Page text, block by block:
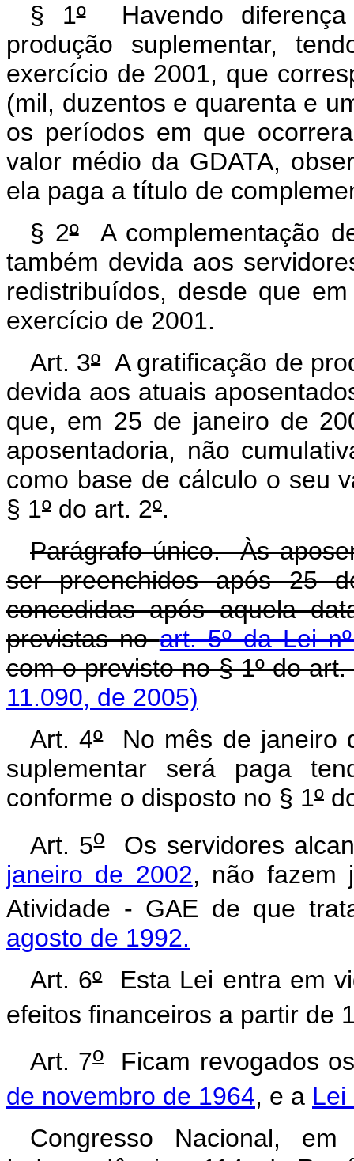
§ 1ºHavendo diferença
produção suplementar,
exercício de 2001, que
(mil, duzentos e quarenta e
os períodos em que
valor médio da GDATA,
ela paga a título de
§ 2ºA complementação
também devida aos
redistribuídos, desde que
exercício de 2001.
Art. 3ºA gratificação de
devida aos atuais
que, em 25 de janeiro de
aposentadoria, não
como base de cálculo o seu
§ 1º do art. 2º.
Parágrafo único. Às
ser preenchidos após 25
concedidas após aquela
previstas noart. 5º da Lei
com o previsto no § 1º do art.
11.090, de 2005)
Art. 4ºNo mês de janeiro
suplementar será paga
conforme o disposto no § 1º
Art. 5oOs servidores
janeiro de 2002, não fazem
Atividade - GAE de que
agosto de 1992.
Art. 6ºEsta Lei entra em
efeitos financeiros a partir de
Art. 7oFicam revogados
de novembro de 1964, e a Lei
Congresso Nacional,